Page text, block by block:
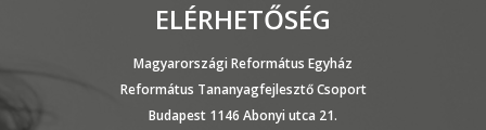
ELÉRHETŐSÉG
Magyarországi Református Egyház
Református Tananyagfejlesztő Csoport
Budapest 1146 Abonyi utca 21.